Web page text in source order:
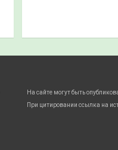
На сайте могут быть
При цитировании ссылка на